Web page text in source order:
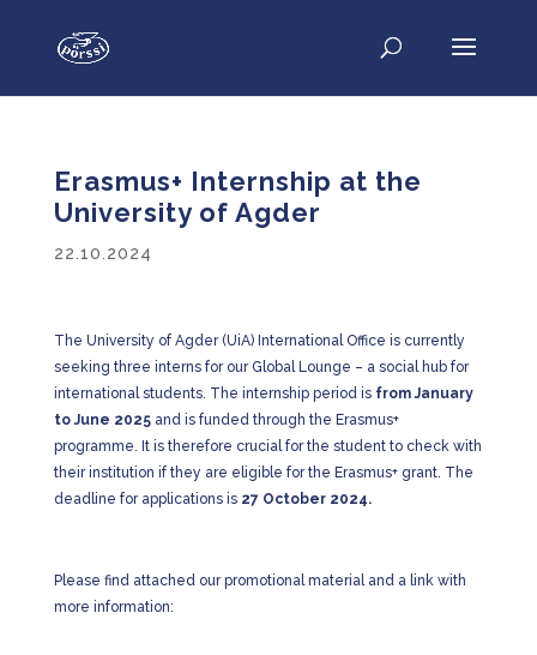
Erasmus+ Internship at the
University of Agder
22.10.2024
The University of Agder (UiA) International Office is currently
seeking three interns for our Global Lounge – a social hub for
international students. The internship period is from January
to June 2025and is funded through the Erasmus+
programme. It is therefore crucial for the student to check with
their institution if they are eligible for the Erasmus+ grant. The
deadline for applications is 27 October 2024.
Please find attached our promotional material and a link with
more information: